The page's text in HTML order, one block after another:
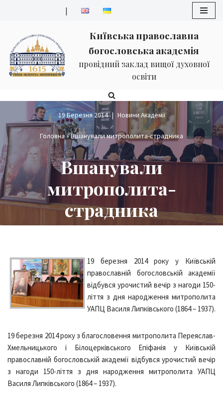
вмісту
|
Київська православна
богословська академія
провідний заклад вищої духовної
освіти
19 Березня 2014 Новини Академії
Головна»Вшанували митрополита-страдника
Вшанували
митрополита-
страдника
19 березня 2014 року у Київській
православній богословській академії
відбувся урочистий вечір з нагоди 150-
ліття з дня народження митрополита
УАПЦ Василя Липківського (1864 – 1937).
19 березня 2014 року з благословення митрополита Переяслав-
Хмельницького і Білоцерківського Епіфанія у Київській
православній богословській академії відбувся урочистий вечір
з нагоди 150-ліття з дня народження митрополита УАПЦ
Василя Липківського (1864 – 1937).